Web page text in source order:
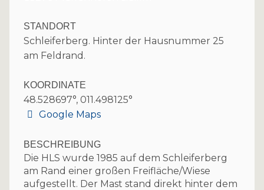
STANDORT
Schleiferberg. Hinter der Hausnummer 25
am Feldrand.
KOORDINATE
48.528697°, 011.498125°
Google Maps
BESCHREIBUNG
Die HLS wurde 1985 auf dem Schleiferberg
am Rand einer großen Freifläche/Wiese
aufgestellt. Der Mast stand direkt hinter dem